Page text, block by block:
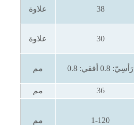
38 علاوة
30 علاوة
رَأسِيّ: 0.8 أفقي: 0.8 مم
36 مم
1-120 مم